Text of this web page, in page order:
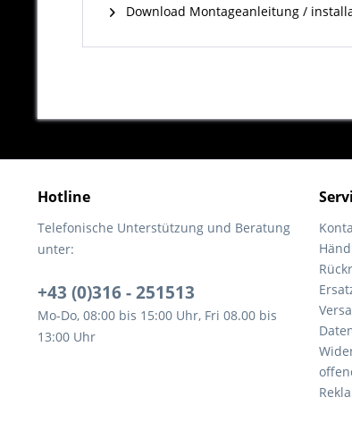
Download Montageanleitung /
Hotline
Telefonische Unterstützung und Beratung
unter:
+43 (0)316 - 251513
Mo-Do, 08:00 bis 15:00 Uhr, Fri 08.00 bis
13:00 Uhr